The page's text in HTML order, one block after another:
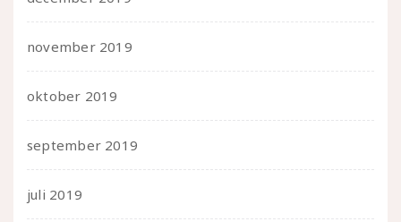
november 2019
oktober 2019
september 2019
juli 2019